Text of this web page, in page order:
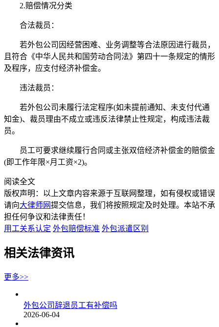
2.赔偿情况分类
合法裁员：
若外包公司因经营困难、业务调整等合法原因进行裁员，
且符合《中华人民共和国劳动合同法》第四十一条规定的情形
及程序，应支付经济补偿金。
违法裁员：
若外包公司未履行法定程序(如未提前通知、未支付代通
知金)、裁员理由不成立或违反法律禁止性规定，构成违法裁
员。
员工可要求继续履行合同或主张双倍经济补偿金的赔偿金
(即工作年限×月工资×2)。
阅读全文
版权声明：以上文章内容来源于互联网整理，如有侵权或错误
请向大律师网提交信息，我们将按照规定及时处理。本站不承
担任何争议和法律责任！
用工关系认定 外包赔偿标准 外包派遣区别
相关法律资讯
更多>>
外包公司辞退员工有补偿吗
2026-06-04